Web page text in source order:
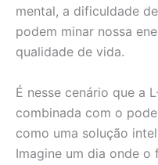
mental, a dificuldade
podem minar nossa
qualidade de vida.
É nesse cenário que a
combinada com o
como uma solução
Imagine um dia onde o